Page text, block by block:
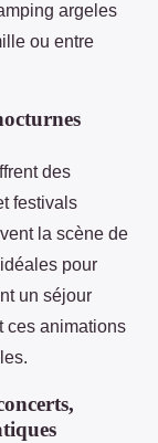
argeles
ou entre
des
festivals
la scène de
pour
un séjour
ces animations